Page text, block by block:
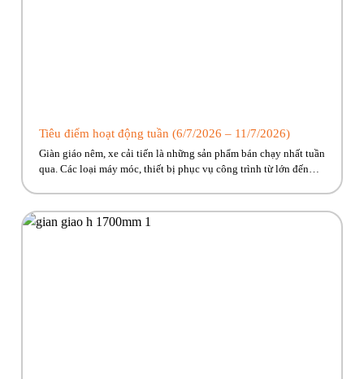
Tiêu điểm hoạt động tuần (6/7/2026 – 11/7/2026)
Giàn giáo nêm, xe cải tiến là những sản phẩm bán chạy nhất tuần
qua. Các loại máy móc, thiết bị phục vụ công trình từ lớn đến